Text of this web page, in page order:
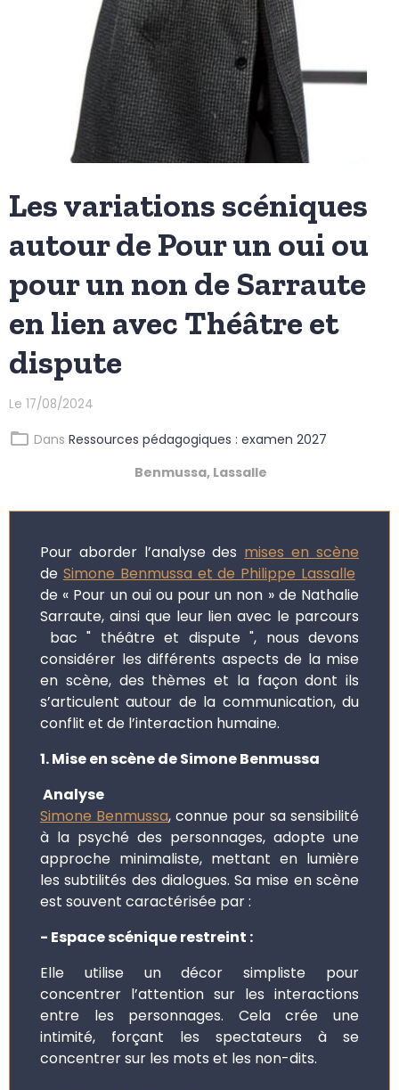
Les variations scéniques
autour de Pour un oui ou
pour un non de Sarraute
en lien avec Théâtre et
dispute
Le 17/08/2024
Dans Ressources pédagogiques : examen 2027
Benmussa, Lassalle
Pour aborder l’analyse des mises en scène
de Simone Benmussa et de Philippe Lassalle
de « Pour un oui ou pour un non » de Nathalie
Sarraute, ainsi que leur lien avec le parcours
bac " théâtre et dispute ", nous devons
considérer les différents aspects de la mise
en scène, des thèmes et la façon dont ils
s’articulent autour de la communication, du
conflit et de l’interaction humaine.
1. Mise en scène de Simone Benmussa
Analyse
Simone Benmussa, connue pour sa sensibilité
à la psyché des personnages, adopte une
approche minimaliste, mettant en lumière
les subtilités des dialogues. Sa mise en scène
est souvent caractérisée par :
- Espace scénique restreint :
Elle utilise un décor simpliste pour
concentrer l’attention sur les interactions
entre les personnages. Cela crée une
intimité, forçant les spectateurs à se
concentrer sur les mots et les non-dits.